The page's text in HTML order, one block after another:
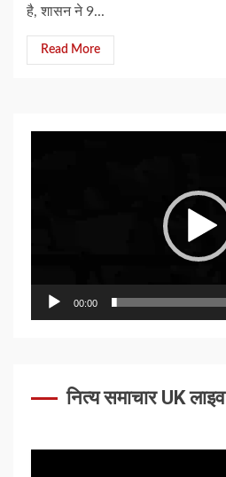
है, शासन ने 9...
Read More
00:00
नित्य समाचार UK लाइव